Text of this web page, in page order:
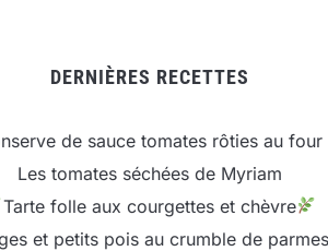
DERNIÈRES RECETTES
de sauce tomates rôties au four
Les tomates séchées de Myriam
Tarte folle aux courgettes et chèvre
et petits pois au crumble de